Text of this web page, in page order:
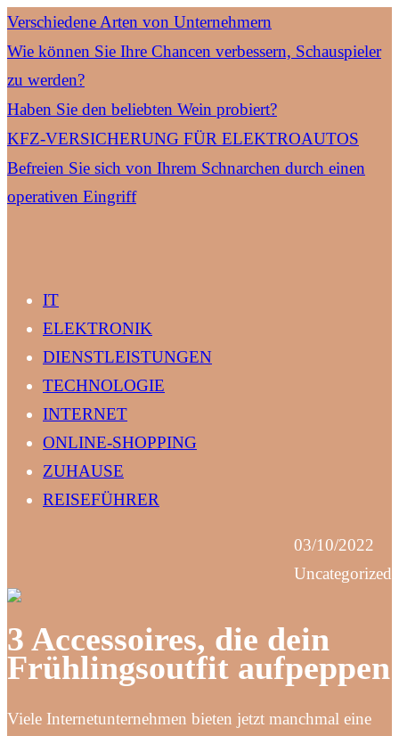
Verschiedene Arten von Unternehmern
Wie können Sie Ihre Chancen verbessern, Schauspieler
zu werden?
Haben Sie den beliebten Wein probiert?
KFZ-VERSICHERUNG FÜR ELEKTROAUTOS
Befreien Sie sich von Ihrem Schnarchen durch einen
operativen Eingriff
IT
ELEKTRONIK
DIENSTLEISTUNGEN
TECHNOLOGIE
INTERNET
ONLINE-SHOPPING
ZUHAUSE
REISEFÜHRER
03/10/2022
Uncategorized
3 Accessoires, die dein
Frühlingsoutfit aufpeppen
Viele Internetunternehmen bieten jetzt manchmal eine